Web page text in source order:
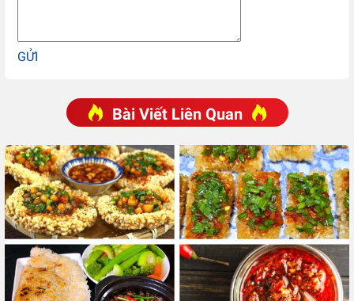
GỬI
Bài Viết Liên Quan